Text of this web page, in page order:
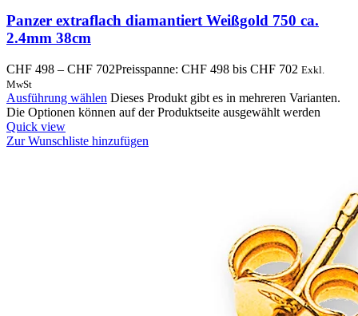
Panzer extraflach diamantiert Weißgold 750 ca.
2.4mm 38cm
CHF 498 – CHF 702Preisspanne: CHF 498 bis CHF 702 Exkl.
MwSt
Ausführung wählen Dieses Produkt gibt es in mehreren Varianten.
Die Optionen können auf der Produktseite ausgewählt werden
Quick view
Zur Wunschliste hinzufügen